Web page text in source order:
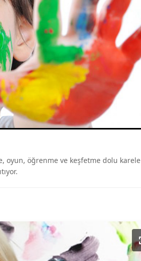
oyun, öğrenme ve keşfetme dolu